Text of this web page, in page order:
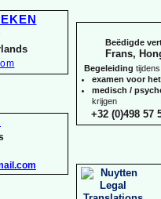
Beëdigde
Frans,
Begeleiding
examen voor
medisch /
krijgen
+32 (0)498 57